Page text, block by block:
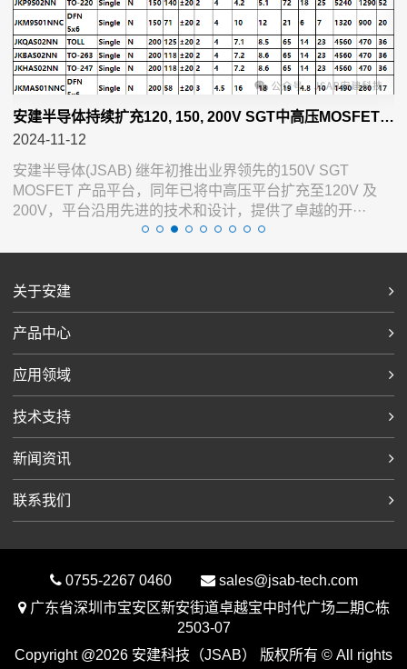
安建半导体持续扩充120, 150, 200V SGT中高压MOSFET产品平台
2024-11-12
安建半导体(JSAB) 继年初推出业界领先的150V SGT
MOSFET 产品平台，同年已将中高压平台扩充至120V 及
200V，平台沿用先进的技术和设计，提供了卓越的开···
关于安建
产品中心
应用领域
技术支持
新闻资讯
联系我们
0755-2267 0460
sales@jsab-tech.com
广东省深圳市宝安区新安街道卓越宝中时代广场二期C栋
2503-07
Copyright @2026 安建科技（JSAB） 版权所有 © All rights